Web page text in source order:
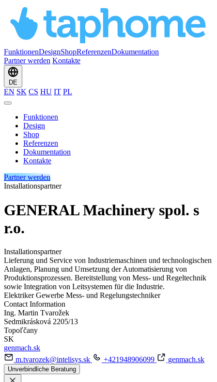
FunktionenDesignShopReferenzenDokumentation
Partner werden Kontakte
DE
EN SK CS HU IT PL
Funktionen
Design
Shop
Referenzen
Dokumentation
Kontakte
Partner werden
Installationspartner
GENERAL Machinery spol. s
r.o.
Installationspartner
Lieferung und Service von Industriemaschinen und technologischen
Anlagen, Planung und Umsetzung der Automatisierung von
Produktionsprozessen. Bereitstellung von Mess- und Regeltechnik
sowie Integration von Leitsystemen für die Industrie.
Elektriker Gewerbe Mess- und Regelungstechniker
Contact Information
Ing. Martin Tvarožek
Sedmikrásková 2205/13
Topoľčany
SK
genmach.sk
m.tvarozek@intelisys.sk
+421948906099 genmach.sk
Unverbindliche Beratung